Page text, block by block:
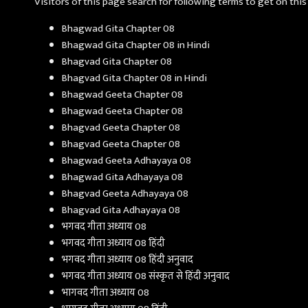
Bhagwad Gita Chapter 08
Bhagwad Gita Chapter 08 in Hindi
Bhagvad Gita Chapter 08
Bhagvad Gita Chapter 08 in Hindi
Bhagwad Geeta Chapter 08
Bhagwad Geeta Chapter 08
Bhagvad Geeta Chapter 08
Bhagvad Geeta Chapter 08
Bhagwad Geeta Adhayaya 08
Bhagwad Gita Adhayaya 08
Bhagvad Geeta Adhayaya 08
Bhagvad Gita Adhayaya 08
भगवद गीता अध्याय 08
भगवद गीता अध्याय 08 हिंदी
भगवद गीता अध्याय 08 हिंदी अनुवाद
भगवद गीता अध्याय 08 संस्कृत से हिंदी अनुवाद
भागवद गीता अध्याय 08